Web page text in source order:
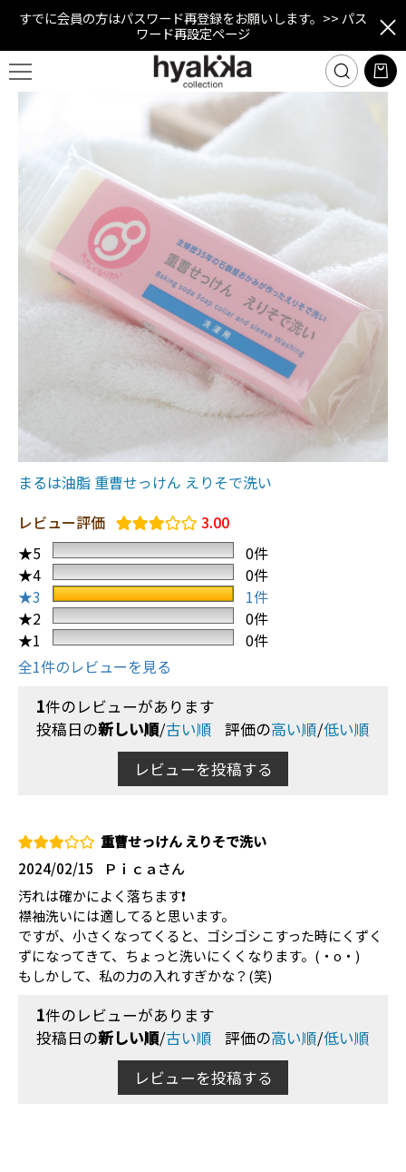
すでに会員の方はパスワード再登録をお願いします。 >> パス
ワード再設定ページ
まるは油脂 重曹せっけん えりそで洗い
レビュー評価
3.00
★5
0件
★4
0件
★3
1件
★2
0件
★1
0件
全1件のレビューを見る
1件のレビューがあります
投稿日の新しい順/古い順 評価の高い順/低い順
レビューを投稿する
重曹せっけん えりそで洗い
Ｐｉｃａさん
2024/02/15
汚れは確かによく落ちます❗
襟袖洗いには適してると思います。
ですが、小さくなってくると、ゴシゴシこすった時にくずく
ずになってきて、ちょっと洗いにくくなります。(・o・)
もしかして、私の力の入れすぎかな？(笑)
1件のレビューがあります
投稿日の新しい順/古い順 評価の高い順/低い順
レビューを投稿する